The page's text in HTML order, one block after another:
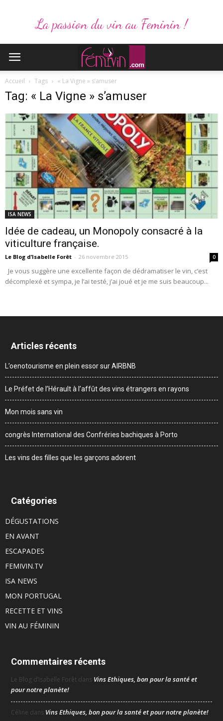
La passion du vin au Feminin !
Accueil Tags « La Vigne » s’amuser
Tag: « La Vigne » s’amuser
ISA NEWS
Idée de cadeau, un Monopoly consacré à la
viticulture française.
Le Blog d’Isabelle Forêt - 26 novembre 2015 0
Je vous suggère une excellente façon de dédramatiser le vin, c’est
décomplexé et sympa, je l’ai testé, j’ai joué et je me suis beaucoup...
Articles récents
L’oenotourisme en plein essor sur AIRBNB
Le Préfet de l’Hérault à l’affût des vins étrangers en rayons
Mon mois sans vin
congrès International des Confréries bachiques à Porto
Les vins des filles que les garçons adorent
Catégories
DÉGUSTATIONS
EN AVANT
ESCAPADES
FEMIVIN.TV
ISA NEWS
MON PORTUGAL
RECETTE ET VINS
VIN AU FÉMININ
Commentaires récents
Le Blog d’Isabelle Forêt dans Vins Ethiques, bon pour la santé et
pour notre planète!
Céline dans Vins Ethiques, bon pour la santé et pour notre planète!